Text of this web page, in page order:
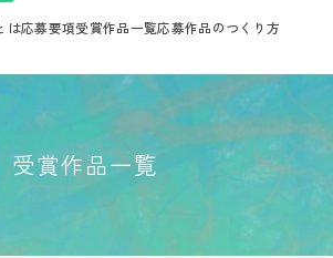
は応募要項受賞作品一覧応募作品のつくり方
受賞作品一覧